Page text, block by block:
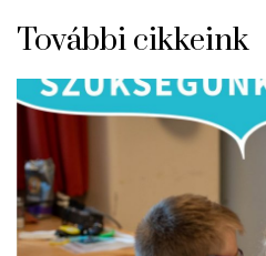
További cikkeink